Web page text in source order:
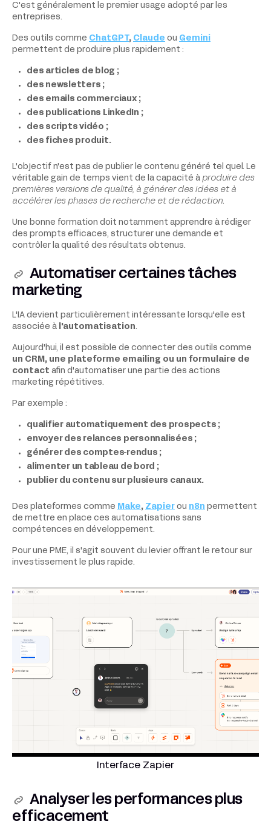
C'est généralement le premier usage adopté par les
entreprises.
Des outils comme ChatGPT , Claude ou Gemini
permettent de produire plus rapidement :
des articles de blog ;
des newsletters ;
des emails commerciaux ;
des publications LinkedIn ;
des scripts vidéo ;
des fiches produit.
L'objectif n'est pas de publier le contenu généré tel quel. Le
véritable gain de temps vient de la capacité à produire des
premières versions de qualité, à générer des idées et à
accélérer les phases de recherche et de rédaction.
Une bonne formation doit notamment apprendre à rédiger
des prompts efficaces, structurer une demande et
contrôler la qualité des résultats obtenus.
Automatiser certaines tâches
marketing
L'IA devient particulièrement intéressante lorsqu'elle est
associée à
l'automatisation.
Aujourd'hui, il est possible de connecter des outils comme
un CRM, une plateforme emailing ou un formulaire de
contact afin d'automatiser une partie des actions
marketing répétitives.
Par exemple :
qualifier automatiquement des prospects ;
envoyer des relances personnalisées ;
générer des comptes-rendus ;
alimenter un tableau de bord ;
publier du contenu sur plusieurs canaux.
Des plateformes comme Make, Zapier ou n8n permettent
de mettre en place ces automatisations sans
compétences en développement.
Pour une PME, il s'agit souvent du levier offrant le retour sur
investissement le plus rapide.
Interface Zapier
Analyser les performances plus
efficacement